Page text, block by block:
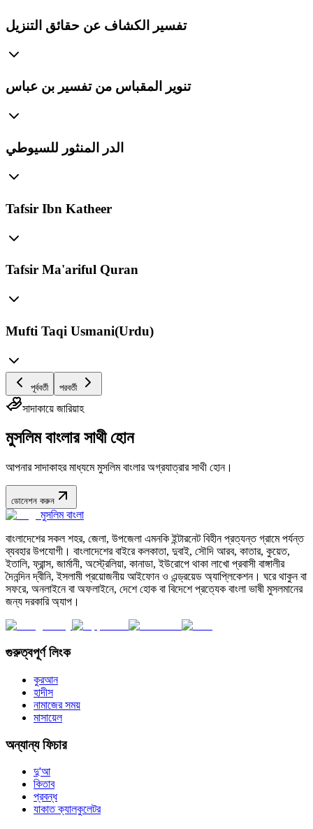
تفسير الكشاف عن حقائق التنزيل
تنوير المقباس من تفسير بن عباس
الدر المنثور للسيوطي
Tafsir Ibn Katheer
Tafsir Ma'ariful Quran
Mufti Taqi Usmani(Urdu)
পূর্ববর্তী পরবর্তী
সাদাকায়ে জারিয়াহ
মুসলিম বাংলার সাথী হোন
আপনার সাদাকাহর মাধ্যমে মুসলিম বাংলার অগ্রযাত্রার সাথী হোন।
ডোনেশন করুন
মুসলিম বাংলা
বাংলাদেশের সকল শহর, জেলা, উপজেলা এমনকি ইন্টারনেট বিহীন প্রত্যন্ত গ্রামে পর্যন্ত
ব্যবহার উপযোগী। বাংলাদেশের বাইরে কলকাতা, দুবাই, সৌদি আরব, কাতার, কুয়েত,
ইতালি, ফ্রান্স, জার্মানী, অস্ট্রেলিয়া, কানাডা, ইউরোপে থাকা লাখো প্রবাসী বাঙ্গালীর
দৈনন্দিন দ্বীনি, ইসলামী প্রয়োজনীয় আইফোন ও এন্ড্রয়েড অ্যাপ্লিকেশন। ঘরে থাকুন বা
সফরে, অনলাইনে বা অফলাইনে, দেশে হোক বা বিদেশে প্রত্যেক বাংলা ভাষী মুসলমানের
জন্য দরকারি অ্যাপ।
গুরুত্বপূর্ণ লিংক
কুরআন
হাদীস
নামাজের সময়
মাসায়েল
অন্যান্য ফিচার
দু'আ
কিতাব
প্রবন্ধ
যাকাত ক্যালকুলেটর